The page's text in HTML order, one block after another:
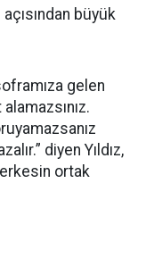
büyük
gelen
diyen Yıldız,
ortak